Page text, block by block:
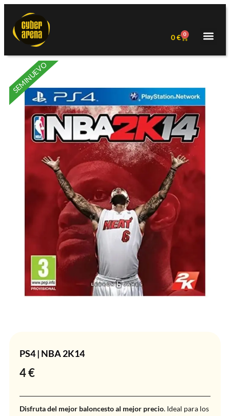
0€ 0
SEMINUEVO
PS4 | NBA 2K14
4€
Disfruta del mejor baloncesto al mejor precio. Ideal para los